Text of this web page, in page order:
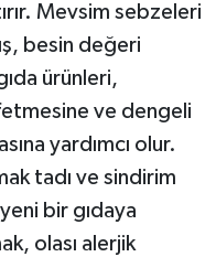
Mevsim sebzeleri
besin değeri
ürünleri,
ve dengeli
yardımcı olur.
tadı ve sindirim
bir gıdaya
olası alerjik